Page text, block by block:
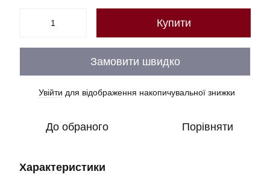
Купити
Замовити швидко
Увійти для відображення накопичувальної знижки
До обраного Порівняти
Характеристики